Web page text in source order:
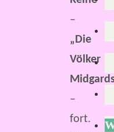
–
„Die
Völker
–
fort.